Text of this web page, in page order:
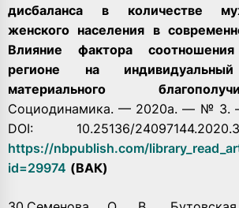
дисбаланса в количестве
женского населения в
Влияние фактора
регионе на
материального
Социодинамика. — 2020а. — № 3.
DOI: 10.25136/
https://nbpublish.com/
id=29974 (ВАК)